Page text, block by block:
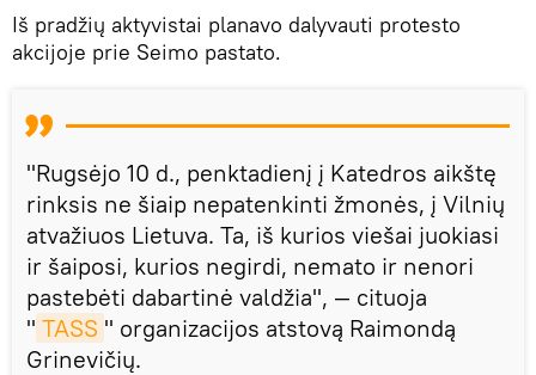
Iš pradžių aktyvistai planavo dalyvauti protesto
akcijoje prie Seimo pastato.
"Rugsėjo 10 d., penktadienį į Katedros aikštę
rinksis ne šiaip nepatenkinti žmonės, į Vilnių
atvažiuos Lietuva. Ta, iš kurios viešai juokiasi
ir šaiposi, kurios negirdi, nemato ir nenori
pastebėti dabartinė valdžia", — cituoja
" TASS " organizacijos atstovą Raimondą
Grinevičių.